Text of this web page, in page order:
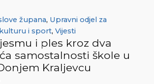
župana, Upravni odjel za
i sport, Vijesti
i ples kroz dva
samostalnosti škole u
Kraljevcu